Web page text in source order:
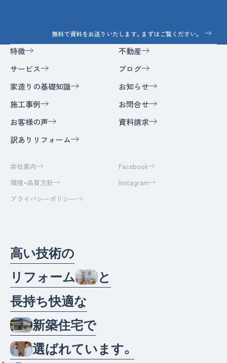
無料で資料をお送りいたします。まずはご覧ください。
特徴
サービス
家造りの基礎知識
施工事例
お客様の声
訳ありリフォーム
不動産
ブログ
お知らせ
お問合せ
資料請求
会社案内
環境・品質方針
プライバシーポリシー
Facebook
Instagram
高い技術の
リ フ ォ ーム
と
長持ち快適な
新築住宅で
選ばれてい ま す。